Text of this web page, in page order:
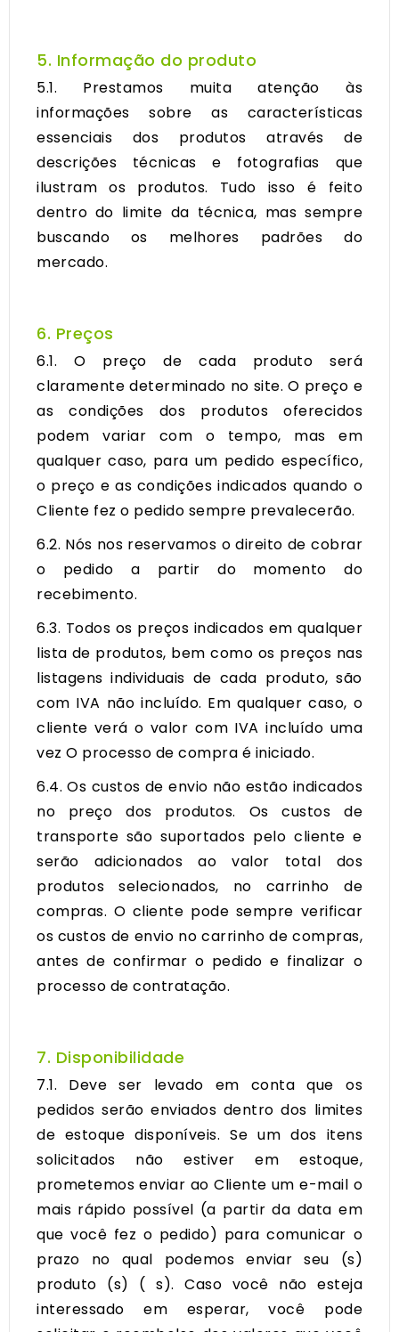
5. Informação do produto
5.1. Prestamos muita atenção às
informações sobre as características
essenciais dos produtos através de
descrições técnicas e fotografias que
ilustram os produtos. Tudo isso é feito
dentro do limite da técnica, mas sempre
buscando os melhores padrões do
mercado.
6. Preços
6.1. O preço de cada produto será
claramente determinado no site. O preço e
as condições dos produtos oferecidos
podem variar com o tempo, mas em
qualquer caso, para um pedido específico,
o preço e as condições indicados quando o
Cliente fez o pedido sempre prevalecerão.
6.2. Nós nos reservamos o direito de cobrar
o pedido a partir do momento do
recebimento.
6.3. Todos os preços indicados em qualquer
lista de produtos, bem como os preços nas
listagens individuais de cada produto, são
com IVA não incluído. Em qualquer caso, o
cliente verá o valor com IVA incluído uma
vez O processo de compra é iniciado.
6.4. Os custos de envio não estão indicados
no preço dos produtos. Os custos de
transporte são suportados pelo cliente e
serão adicionados ao valor total dos
produtos selecionados, no carrinho de
compras. O cliente pode sempre verificar
os custos de envio no carrinho de compras,
antes de confirmar o pedido e finalizar o
processo de contratação.
7. Disponibilidade
7.1. Deve ser levado em conta que os
pedidos serão enviados dentro dos limites
de estoque disponíveis. Se um dos itens
solicitados não estiver em estoque,
prometemos enviar ao Cliente um e-mail o
mais rápido possível (a partir da data em
que você fez o pedido) para comunicar o
prazo no qual podemos enviar seu (s)
produto (s) ( s). Caso você não esteja
interessado em esperar, você pode